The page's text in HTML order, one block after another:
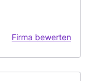
Firma bewerten